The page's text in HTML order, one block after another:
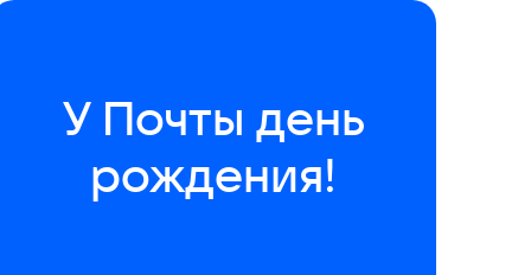
У Почты день
рождения!